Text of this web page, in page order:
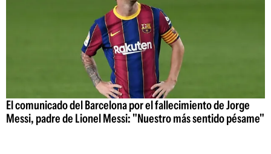
El comunicado del Barcelona por el fallecimiento de Jorge
Messi, padre de Lionel Messi: "Nuestro más sentido pésame"